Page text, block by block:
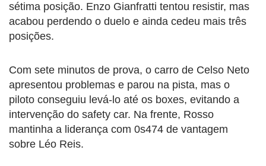
sétima posição. Enzo Gianfratti tentou resistir, mas
acabou perdendo o duelo e ainda cedeu mais três
posições.
Com sete minutos de prova, o carro de Celso Neto
apresentou problemas e parou na pista, mas o
piloto conseguiu levá-lo até os boxes, evitando a
intervenção do safety car. Na frente, Rosso
mantinha a liderança com 0s474 de vantagem
sobre Léo Reis.